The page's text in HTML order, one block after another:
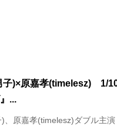
子)×原嘉孝(timelesz) 1/
...
、原嘉孝(timelesz)ダブル主